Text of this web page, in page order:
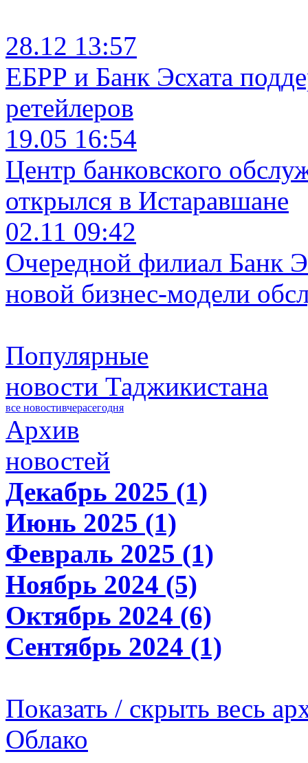
28.12 13:57
ЕБРР и Банк Эсхата
ретейлеров
19.05 16:54
Центр банковского
открылся в Истаравшане
02.11 09:42
Очередной филиал Банк
новой бизнес-модели
Популярные
новости Таджикистана
все новостивчерасегодня
Архив
новостей
Декабрь 2025 (1)
Июнь 2025 (1)
Февраль 2025 (1)
Ноябрь 2024 (5)
Октябрь 2024 (6)
Сентябрь 2024 (1)
Показать / скрыть весь
Облако